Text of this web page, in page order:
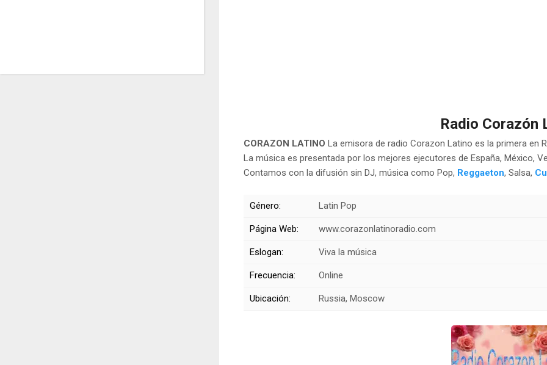
Radio Corazón
CORAZON LATINO La emisora de radio Corazon Latino es la primera en
La música es presentada por los mejores ejecutores de España, México,
Contamos con la difusión sin DJ, música como Pop, Reggaeton, Salsa,
Género: Latin Pop
Página Web: www.corazonlatinoradio.com
Eslogan: Viva la música
Frecuencia: Online
Ubicación: Russia, Moscow